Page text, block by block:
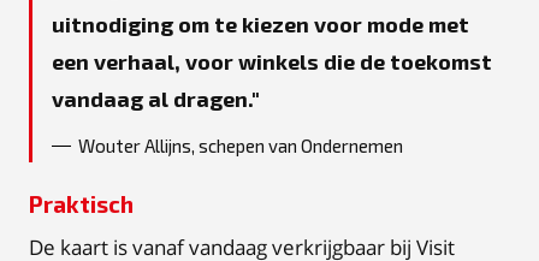
uitnodiging om te kiezen voor mode met
een verhaal, voor winkels die de toekomst
vandaag al dragen.
Wouter Allijns, schepen van Ondernemen
Praktisch
De kaart is vanaf vandaag verkrijgbaar bij Visit